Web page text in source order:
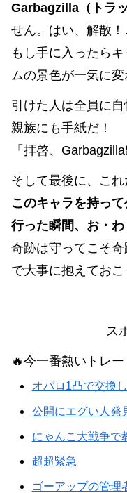
Garbagzilla（トラッ
せん。はい、解散
もし手に入ったら
ムの景色が一気に変
引けた人は全員に自
親族にも手紙だ！
「拝啓、
そして最後に、これ
このキャラを持っ
行った瞬間、お・わ
奇跡は守ってこそ
で大事に抱えておこ
ス
🔥今一番熱いトレー
オバロ1凸で交換
公開にエグい人発
にゃんこ大戦争で
超超緊急
ゴーアップの管理